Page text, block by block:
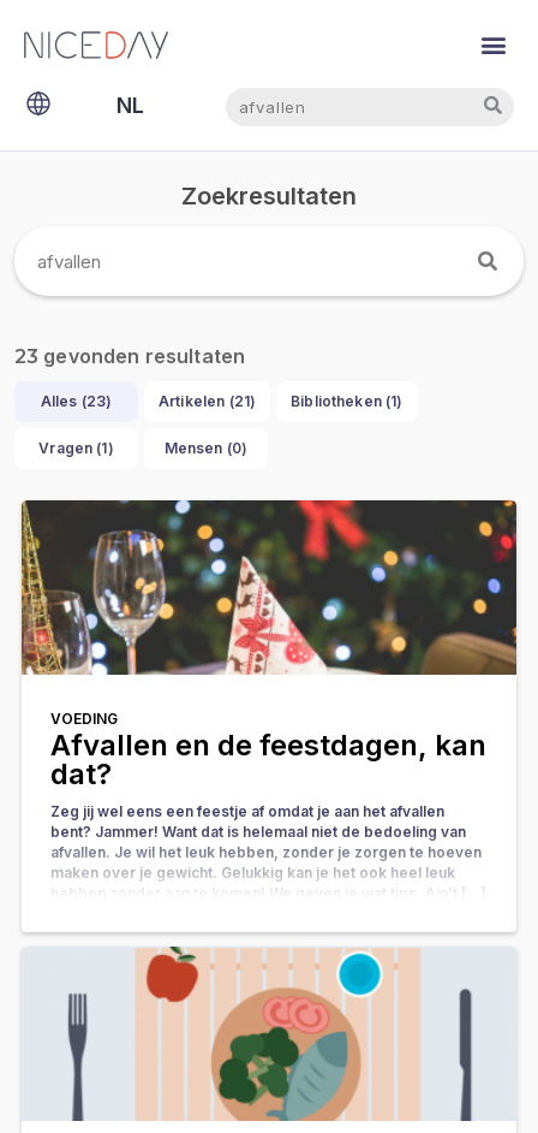
NL
EN
Zoekresultaten
23 gevonden resultaten
Alles (23) Artikelen (21) Bibliotheken (1)
Vragen (1) Mensen (0)
VOEDING
Afvallen en de feestdagen, kan
dat?
Zeg jij wel eens een feestje af omdat je aan het afvallen
bent? Jammer! Want dat is helemaal niet de bedoeling van
afvallen. Je wil het leuk hebben, zonder je zorgen te hoeven
maken over je gewicht. Gelukkig kan je het ook heel leuk
hebben zonder aan te komen! We geven je wat tips. Ain’t […]